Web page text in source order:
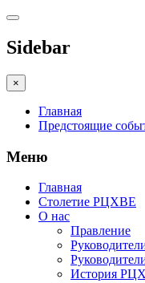
Sidebar
×
Главная
Предстоящие
Меню
Главная
Столетие РЦХВЕ
О нас
Правление
История